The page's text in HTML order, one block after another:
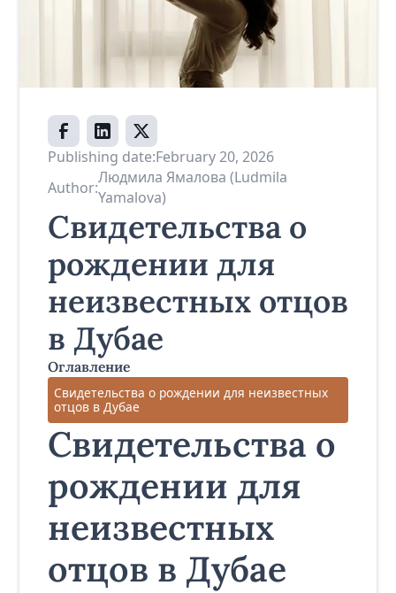
Publishing date:February 20, 2026
Author:
Людмила Ямалова (Ludmila
Yamalova)
Свидетельства о
рождении для
неизвестных отцов
в Дубае
Оглавление
Свидетельства о рождении для неизвестных
отцов в Дубае
Свидетельства о
рождении для
неизвестных
отцов в Дубае